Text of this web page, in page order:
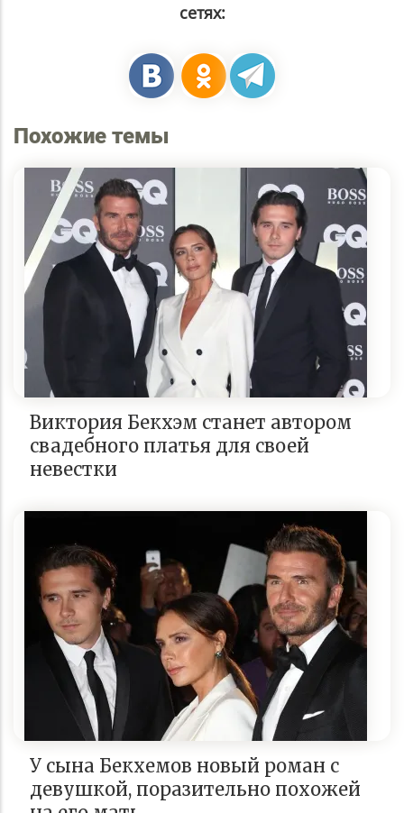
сетях:
Похожие темы
Виктория Бекхэм станет автором
свадебного платья для своей
невестки
У сына Бекхемов новый роман с
девушкой, поразительно похожей